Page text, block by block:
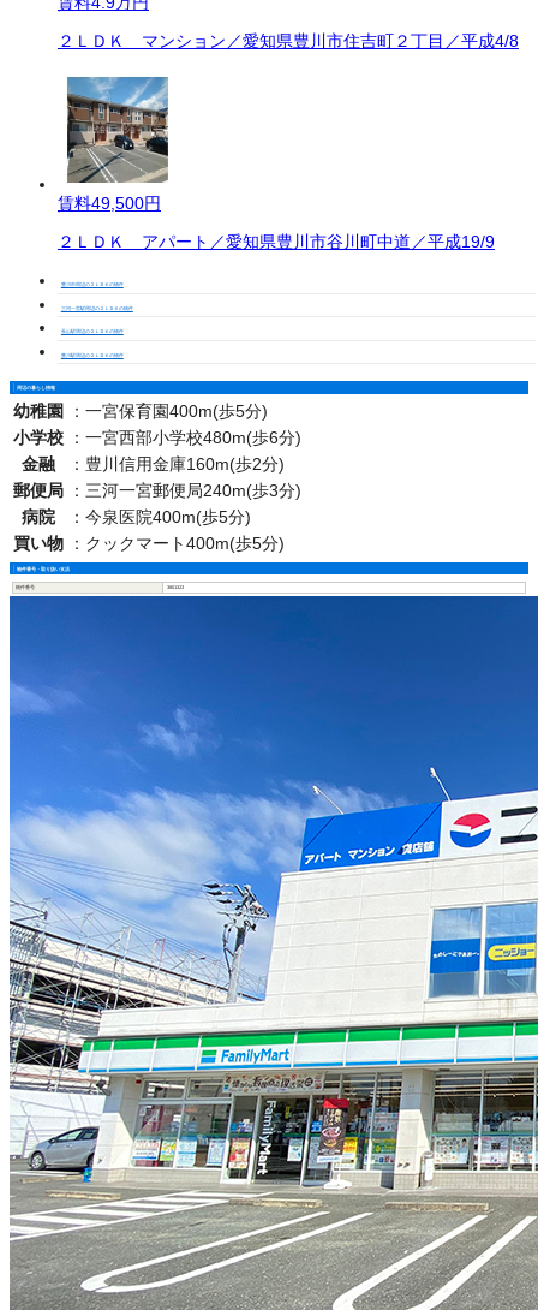
２ＬＤＫ マンション／愛知県豊川市住吉町２丁目／平成4/8
賃料49,500円
２ＬＤＫ アパート／愛知県豊川市谷川町中道／平成19/9
豊川市周辺の２ＬＤＫの物件
三河一宮駅周辺の２ＬＤＫの物件
長山駅周辺の２ＬＤＫの物件
豊川駅周辺の２ＬＤＫの物件
周辺の暮らし情報
幼稚園 ： 一宮保育園400m(歩5分)
小学校
： 一宮西部小学校480m(歩6分)
金融
： 豊川信用金庫160m(歩2分)
郵便局
： 三河一宮郵便局240m(歩3分)
病院
： 今泉医院400m(歩5分)
買い物
： クックマート400m(歩5分)
物件番号・取り扱い支店
物件番号 3801323